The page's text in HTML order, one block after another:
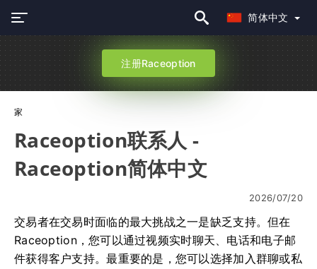
简体中文
注册Raceoption
家
Raceoption联系人 -
Raceoption简体中文
2026/07/20
交易者在交易时面临的最大挑战之一是缺乏支持。但在
Raceoption，您可以通过视频实时聊天、电话和电子邮
件获得客户支持。最重要的是，您可以选择加入群聊或私